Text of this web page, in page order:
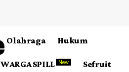
Olahraga Hukum
WARGA SPILL New Sefruit